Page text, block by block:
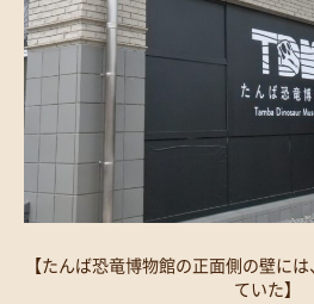
【たんば恐竜博物館の正面側の壁に
ていた】